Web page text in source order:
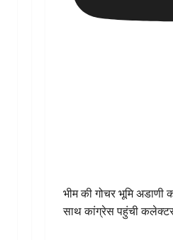
भीम की गोचर भूमि अडाणी
साथ कांग्रेस पहुंची